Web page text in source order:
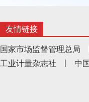
友情链接
国家市场监督管理总局
工业计量杂志社
丨 中